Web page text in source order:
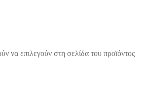
να επιλεγούν στη σελίδα του προϊόντος